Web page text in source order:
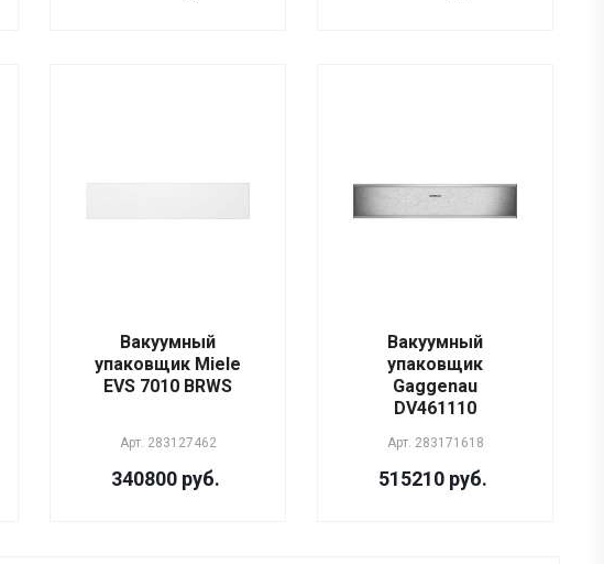
Вакуумный
упаковщик Miele
EVS 7010 BRWS
Арт. 283127462
340800 руб.
Вакуумный
упаковщик
Gaggenau
DV461110
Арт. 283171618
515210 руб.